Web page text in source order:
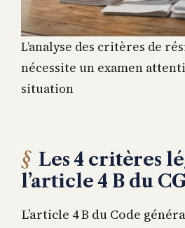
L’analyse des critères de
nécessite un examen
situation
Les 4 critères
l’article 4 B du
L’article 4 B du Code